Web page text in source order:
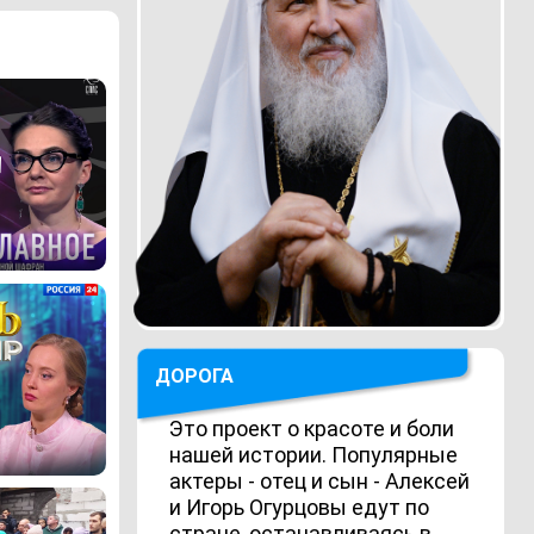
ДОРОГА
Это проект о красоте и боли
нашей истории. Популярные
актеры - отец и сын - Алексей
и Игорь Огурцовы едут по